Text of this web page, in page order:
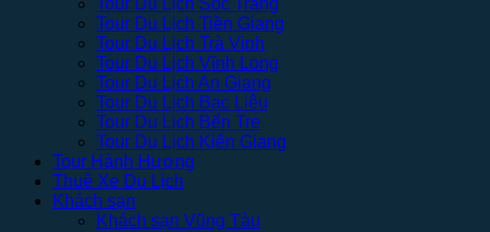
Tour Du Lịch Sóc Trăng
Tour Du Lịch Tiền Giang
Tour Du Lịch Trà Vinh
Tour Du Lịch Vĩnh Long
Tour Du Lịch An Giang
Tour Du Lịch Bạc Liêu
Tour Du Lịch Bến Tre
Tour Du Lịch Kiên Giang
Tour Hành Hương
Thuê Xe Du Lịch
Khách sạn
Khách sạn Vũng Tàu